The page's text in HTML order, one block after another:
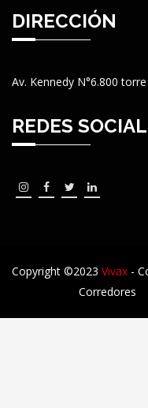
DIRECCIÓN
Av. Kennedy N°6.800
REDES
Copyright ©2023 Vivax -
Corredores